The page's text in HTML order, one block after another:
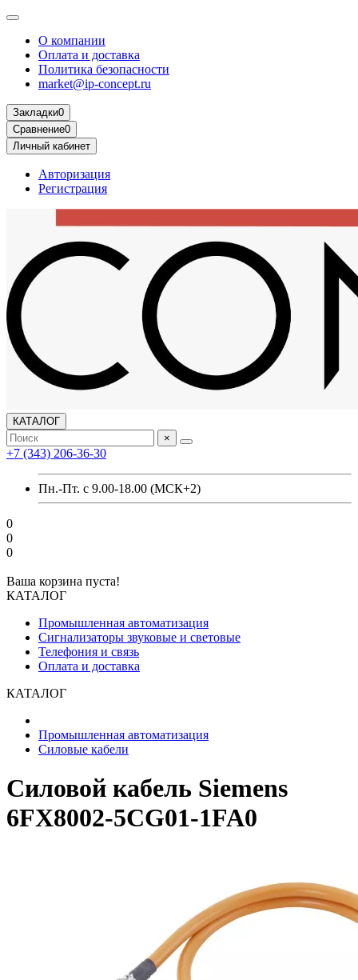
О компании
Оплата и доставка
Политика безопасности
market@ip-concept.ru
Закладки0
Сравнение0
Личный кабинет
Авторизация
Регистрация
КАТАЛОГ
×
+7 (343) 206-36-30
Пн.-Пт. с 9.00-18.00 (МСК+2)
0
0
0
Ваша корзина пуста!
КАТАЛОГ
Промышленная автоматизация
Сигнализаторы звуковые и световые
Телефония и связь
Оплата и доставка
КАТАЛОГ
Промышленная автоматизация
Силовые кабели
Силовой кабель Siemens
6FX8002-5CG01-1FA0